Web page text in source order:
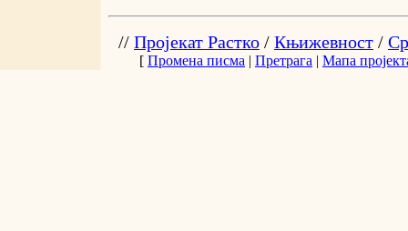
// Пројекат Растко / Књижевност /
[ Промена писма | Претрага | Мапа